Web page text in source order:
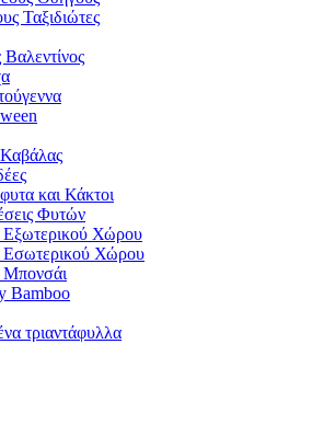
Ταξιδιώτες
Βαλεντίνος
και Κάκτοι
Φυτών
Χώρου
Χώρου
Bamboo
τριαντάφυλλα